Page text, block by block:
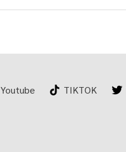
Youtube TIKTOK